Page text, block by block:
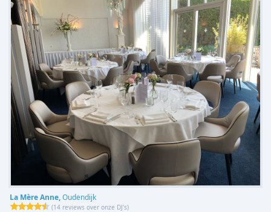
La Mère Anne,Oudendijk
(14 reviews over onze DJ's)